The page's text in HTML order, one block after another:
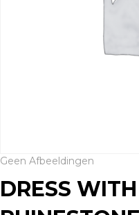
Geen Afbeeldingen
DRESS